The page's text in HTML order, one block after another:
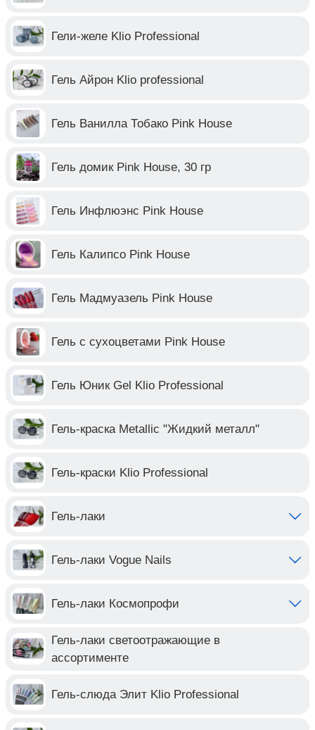
Гели-желе Klio Professional
Гель Айрон Klio professional
Гель Ванилла Тобако Pink House
Гель домик Pink House, 30 гр
Гель Инфлюэнс Pink House
Гель Калипсо Pink House
Гель Мадмуазель Pink House
Гель с сухоцветами Pink House
Гель Юник Gel Klio Professional
Гель-краска Metallic "Жидкий металл"
Гель-краски Klio Professional
Гель-лаки
Гель-лаки Vogue Nails
Гель-лаки Космопрофи
Гель-лаки светоотражающие в
ассортименте
Гель-слюда Элит Klio Professional